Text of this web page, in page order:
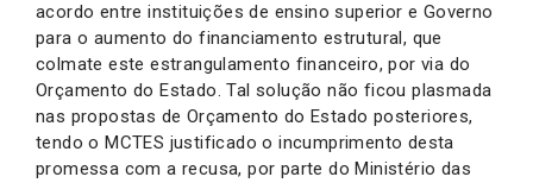
acordo entre instituições de ensino superior e Governo
para o aumento do financiamento estrutural, que
colmate este estrangulamento financeiro, por via do
Orçamento do Estado. Tal solução não ficou plasmada
nas propostas de Orçamento do Estado posteriores,
tendo o MCTES justificado o incumprimento desta
promessa com a recusa, por parte do Ministério das